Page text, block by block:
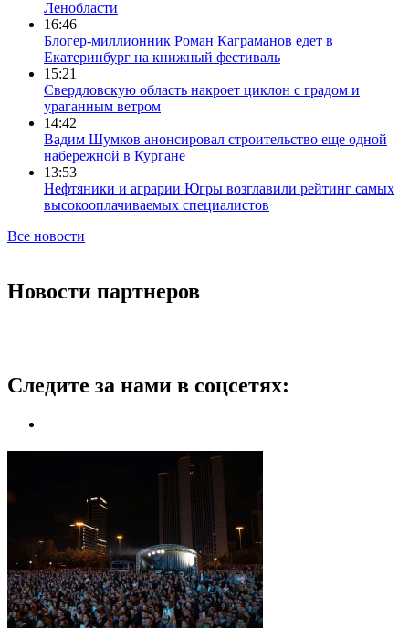
Ленобласти
16:46
Блогер-миллионник Роман Каграманов едет в
Екатеринбург на книжный фестиваль
15:21
Свердловскую область накроет циклон с градом и
ураганным ветром
14:42
Вадим Шумков анонсировал строительство еще одной
набережной в Кургане
13:53
Нефтяники и аграрии Югры возглавили рейтинг самых
высокооплачиваемых специалистов
Все новости
Новости партнеров
Следите за нами в соцсетях: